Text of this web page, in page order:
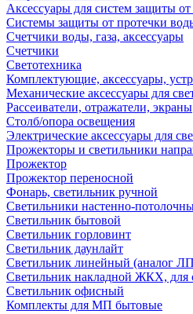
Аксессуары для систем защиты
Системы защиты от протечки
Счетчики воды, газа, аксессуары
Счетчики
Светотехника
Комплектующие, аксессуары,
Механические аксессуары для
Рассеиватели, отражатели, экраны
Столб/опора освещения
Электрические аксессуары для
Прожекторы и светильники
Прожектор
Прожектор переносной
Фонарь, светильник ручной
Светильники настенно-
Светильник бытовой
Светильник горловинт
Светильник даунлайт
Светильник линейный (аналог
Светильник накладной ЖКХ, для
Светильник офисный
Комплекты для МП бытовые